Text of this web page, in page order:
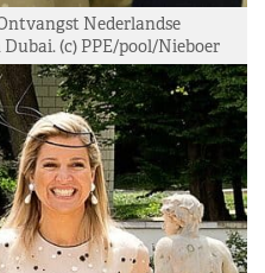
Ontvangst Nederlandse
(c) PPE/pool/Nieboer